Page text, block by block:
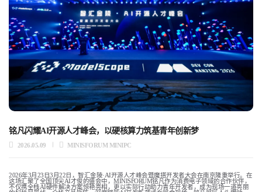
铭凡闪耀AI开源人才峰会，以硬核算力筑基青年创新梦
2026.05.09 MINISFORUM MINIPC
2026年3月23日3月22日，智汇金陵·AI开源人才峰会暨魔搭开发者大会在南京隆重举行。在
这场汇聚了全国顶尖AI才俊的盛会中，MINISFORUM铭凡作为消费电子领域的合作伙伴，
不仅携全栈AI硬件解决方案惊艳亮相，更以实际行动助力青年开发者，成为现场一道亮丽